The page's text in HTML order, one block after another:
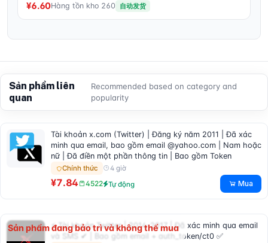
¥6.60Hàng tồn kho 260 自动发货
Sản phẩm liên
quan
Recommended based on category and
popularity
Tài khoản x.com (Twitter) | Đăng ký năm 2011 | Đã xác
minh qua email, bao gồm email @yahoo.com | Nam hoặc
nữ | Đã điền một phần thông tin | Bao gồm Token
Chính thức 4 giờ
¥7.84 4522 Tự động Mua
⚡ Tài khoản Twitter | 2014-2017 | Đã xác minh qua email
và SMS ✔ | Bao gồm email + auth_token/ct0 ✅
Sản phẩm đang bảo trì và không thể mua